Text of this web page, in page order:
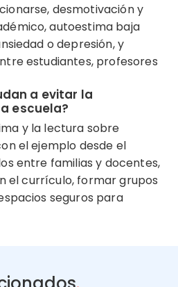
desmotivación y
autoestima baja
o depresión, y
estudiantes, profesores
a evitar la
escuela?
y la lectura sobre
el ejemplo desde el
entre familias y docentes,
el currículo, formar grupos
seguros para